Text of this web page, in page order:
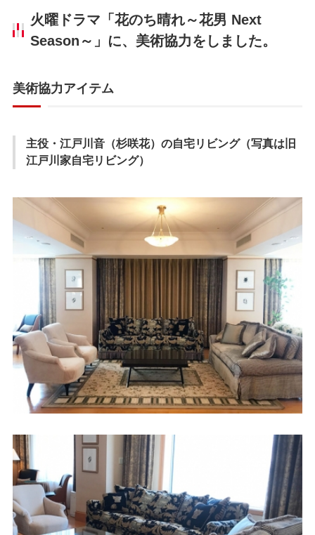
火曜ドラマ「花のち晴れ～花男 Next
Season～」に、美術協力をしました。
美術協力アイテム
主役・江戸川音（杉咲花）の自宅リビング（写真は旧
江戸川家自宅リビング）